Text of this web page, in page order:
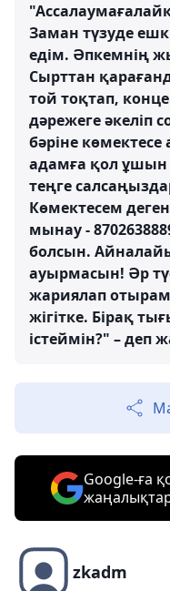
Заман түзуде
едім. Әпкемнің
Сырттан
той тоқтап,
дәрежеге әкеліп
бәріне
адамға қол ұшын
теңге
Көмектесем
мынау -
болсын.
ауырмасын! Әр
жариялап
жігітке. Бірақ
істеймін?" – деп
Google-ға
zkadm